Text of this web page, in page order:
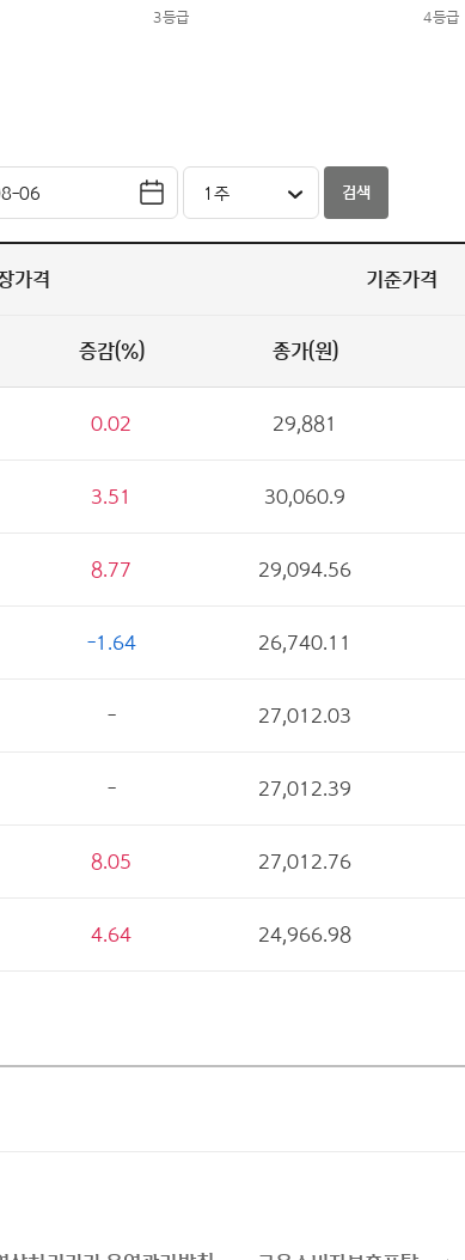
검색
가격 기준가격
증감(%) 종가(원)
0.02 29,881
3.51 30,060.9
8.77 29,094.56
-1.64 26,740.11
- 27,012.03
- 27,012.39
8.05 27,012.76
4.64 24,966.98